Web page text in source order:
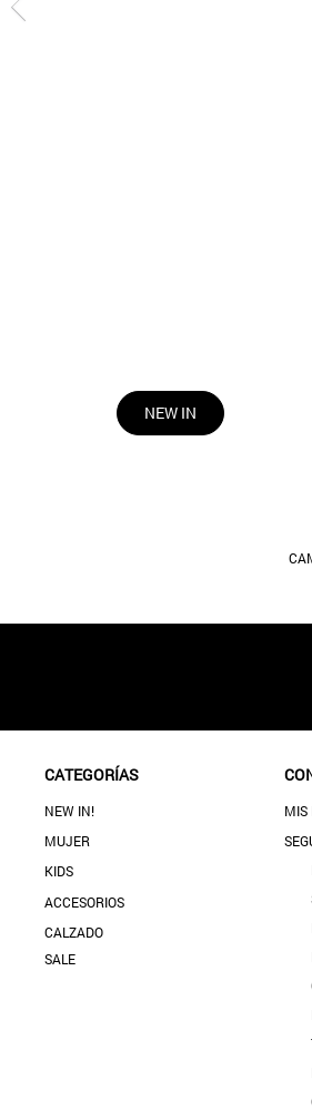
NEW IN
CATEGORÍAS
NEW IN!
MUJER
KIDS
ACCESORIOS
CALZADO
SALE
MIS